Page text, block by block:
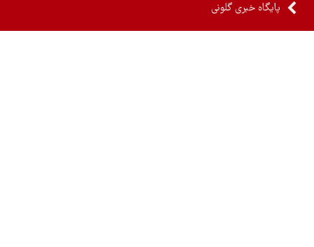
پایگاه خبری گلونی